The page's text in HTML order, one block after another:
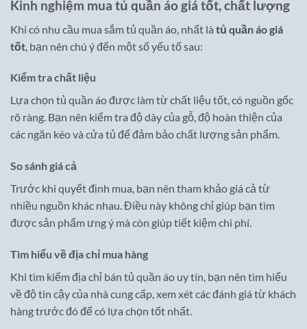
Kinh nghiệm mua tủ quần áo giá tốt, chất lượng
Khi có nhu cầu mua sắm tủ quần áo, nhất là tủ quần áo giá
tốt , bạn nên chú ý đến một số yếu tố sau:
Kiểm tra chất liệu
Lựa chọn tủ quần áo được làm từ chất liệu tốt, có nguồn gốc
rõ ràng. Bạn nên kiểm tra độ dày của gỗ, độ hoàn thiện của
các ngăn kéo và cửa tủ để đảm bảo chất lượng sản phẩm.
So sánh giá cả
Trước khi quyết định mua, bạn nên tham khảo giá cả từ
nhiều nguồn khác nhau. Điều này không chỉ giúp bạn tìm
được sản phẩm ưng ý mà còn giúp tiết kiệm chi phí.
Tìm hiểu về địa chỉ mua hàng
Khi tìm kiếm địa chỉ bán tủ quần áo uy tín, bạn nên tìm hiểu
về độ tin cậy của nhà cung cấp, xem xét các đánh giá từ khách
hàng trước đó để có lựa chọn tốt nhất.